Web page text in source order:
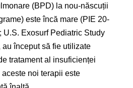
(BPD) la nou-născuții
este încă mare (PIE 20-
U.S. Exosurf Pediatric Study
au început să fie utilizate
tratament al insuficienței
noi terapii este